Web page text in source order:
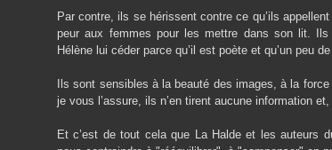
Par contre, ils se hérissent contre ce qu’ils
peur aux femmes pour les mettre dans son lit.
Hélène lui céder parce qu’il est poète et qu’un peu
Ils sont sensibles à la beauté des images, à la
je vous l’assure, ils n’en tirent aucune information
Et c’est de tout cela que La Halde et les auteurs